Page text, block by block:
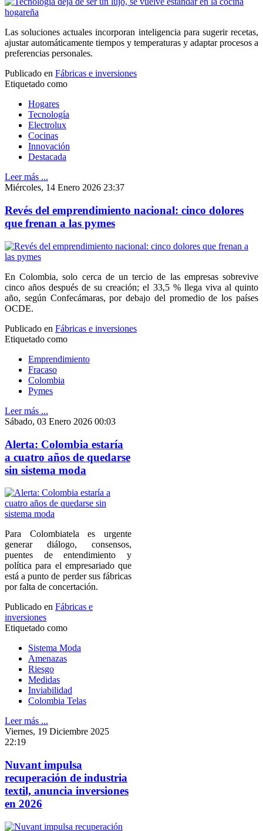
Las soluciones actuales incorporan inteligencia para sugerir recetas,
ajustar automáticamente tiempos y temperaturas y adaptar procesos a
preferencias personales.
Publicado en Fábricas e inversiones
Etiquetado como
Hogares
Tecnología
Electrolux
Cocinas
Innovación
Destacada
Leer más ...
Miércoles, 14 Enero 2026 23:37
Revés del emprendimiento nacional: cinco dolores
que frenan a las pymes
En Colombia, solo cerca de un tercio de las empresas sobrevive
cinco años después de su creación; el 33,5 % llega viva al quinto
año, según Confecámaras, por debajo del promedio de los países
OCDE.
Publicado en Fábricas e inversiones
Etiquetado como
Emprendimiento
Fracaso
Colombia
Pymes
Leer más ...
Sábado, 03 Enero 2026 00:03
Alerta: Colombia estaría
a cuatro años de quedarse
sin sistema moda
Para Colombiatela es urgente
generar diálogo, consensos,
puentes de entendimiento y
política para el empresariado que
está a punto de perder sus fábricas
por falta de concertación.
Publicado en Fábricas e
inversiones
Etiquetado como
Sistema Moda
Amenazas
Riesgo
Medidas
Inviabilidad
Colombia Telas
Leer más ...
Viernes, 19 Diciembre 2025
22:19
Nuvant impulsa
recuperación de industria
textil, anuncia inversiones
en 2026